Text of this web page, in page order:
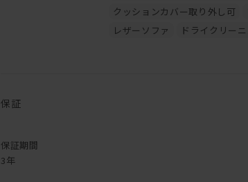
の風合い・味わいとも言えます。
普段のお手入れは乾拭きで十分ですが、定期的にオイル
1年に1回程度を目安としてオイルメンテナンスを行うこ
メンテナンスキットのご購入は
こちら
クッションカバー取り外し可
レザーソファ
ドライクリー
保証
保証期間
3年